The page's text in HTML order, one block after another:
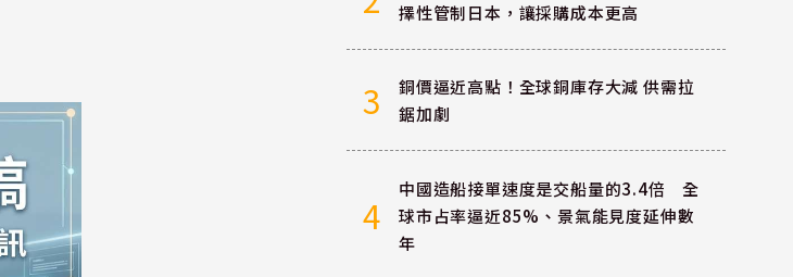
擇性管制日本，讓採購成本更高
3
銅價逼近高點！全球銅庫存大減 供需拉
鋸加劇
4
中國造船接單速度是交船量的3.4倍 全
球市占率逼近85%、景氣能見度延伸數
年